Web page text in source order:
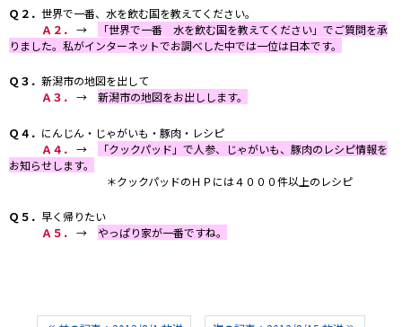
ショッピング
お問い合わせ
Ｑ２． 世界で一番、水を飲む国を教えてください。
Ａ２． →
「世界で一番 水を飲む国を教えてください」でご質問を承
りました。私がインターネットでお調べした中では一位は日本です。
Ｑ３． 新潟市の地図を出して
Ａ３． → 新潟市の地図をお出しします。
Ｑ４． にんじん・じゃがいも・豚肉・レシピ
Ａ４． →
「クックパッド」で人参、じゃがいも、豚肉のレシピ情報を
お知らせします。
＊クックパッドのＨＰには４０００件以上のレシピ
Ｑ５． 早く帰りたい
Ａ５． → やっぱり家が一番ですね。